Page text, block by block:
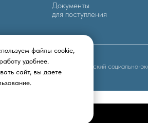
файлы cookie,
удобнее.
сайт, вы даете
© 2005 - 2025 Московский социально-
Документы
для поступления